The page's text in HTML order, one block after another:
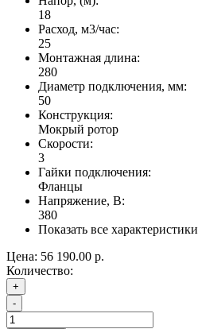
18
Расход, м3/час:
25
Монтажная длина:
280
Диаметр подключения, мм:
50
Конструкция:
Мокрый ротор
Скорости:
3
Гайки подключения:
Фланцы
Напряжение, В:
380
Показать все характеристики
Цена: 56 190.00 р.
Количество:
+
-